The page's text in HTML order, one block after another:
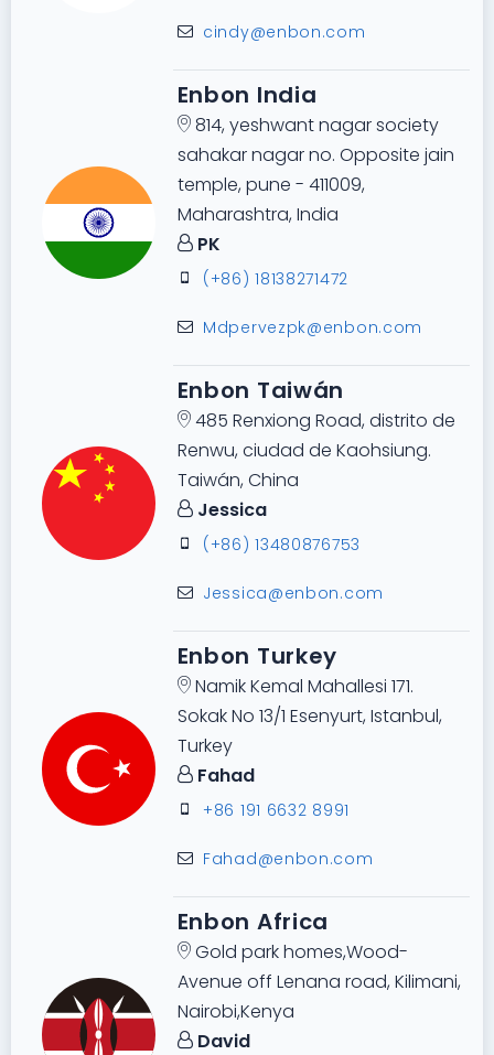
cindy@enbon.com
Enbon India
814, yeshwant nagar society
sahakar nagar no. Opposite jain
temple, pune - 411009,
Maharashtra, India
PK
(+86) 18138271472
Mdpervezpk@enbon.com
Enbon Taiwán
485 Renxiong Road, distrito de
Renwu, ciudad de Kaohsiung.
Taiwán, China
Jessica
(+86) 13480876753
Jessica@enbon.com
Enbon Turkey
Namik Kemal Mahallesi 171.
Sokak No 13/1 Esenyurt, Istanbul,
Turkey
Fahad
+86 191 6632 8991
Fahad@enbon.com
Enbon Africa
Gold park homes,Wood-
Avenue off Lenana road, Kilimani,
Nairobi,Kenya
David